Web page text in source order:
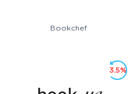
Bookchef
3.5%